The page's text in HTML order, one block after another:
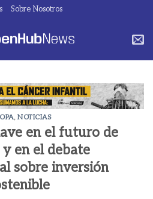
Sobre Nosotros
, NOTICIAS
en el futuro de
y en el debate
sobre inversión